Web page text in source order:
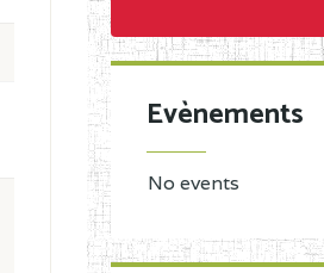
Evènements
No events